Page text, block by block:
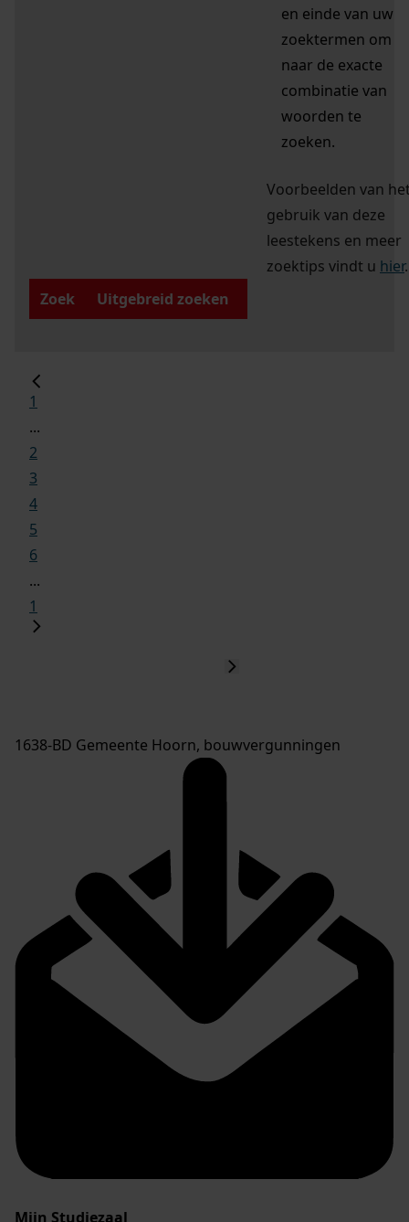
en einde van uw
zoektermen om
naar de exacte
combinatie van
woorden te
zoeken.
Voorbeelden van
gebruik van deze
leestekens en meer
zoektips vindt u hier.
Zoek
Uitgebreid zoeken
1
...
2
3
4
5
6
...
1
1638-BD Gemeente Hoorn, bouwvergunningen
Mijn Studiezaal